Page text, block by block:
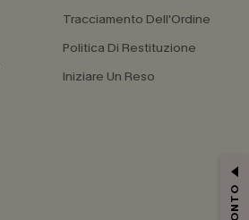
Tracciamento Dell'Ordine
Politica Di Restituzione
Iniziare Un Reso